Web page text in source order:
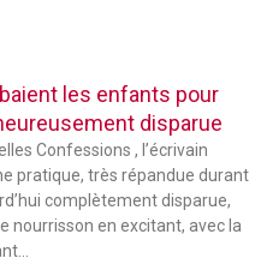
les enfants pour
disparue
Confessions , l’écrivain
pratique, très répandue durant
complètement disparue,
nourrisson en excitant, avec la